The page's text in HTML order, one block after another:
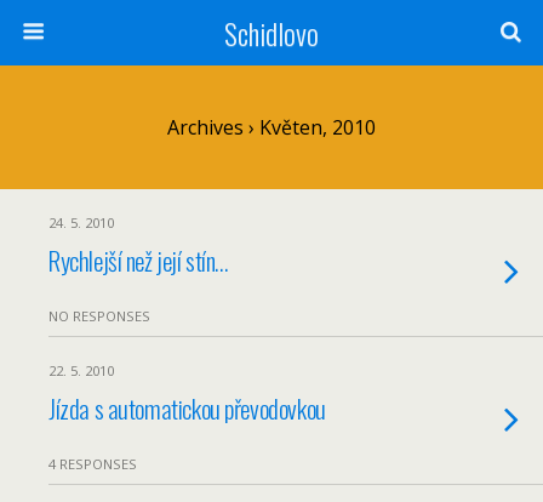
Schidlovo
Archives › Květen, 2010
24. 5. 2010
Rychlejší než její stín…
NO RESPONSES
22. 5. 2010
Jízda s automatickou převodovkou
4 RESPONSES